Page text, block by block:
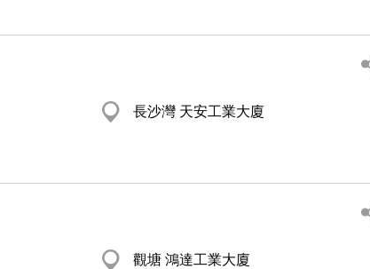
長沙灣 天安工業大廈
觀塘 鴻達工業大廈